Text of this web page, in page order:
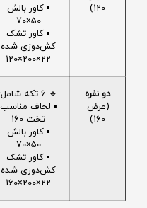
120)
▪️ کاور بالش
50×70
▪️ کاور تشک
کش‌دوزی شده
22×200×120
دو نفره
(عرض
160)
🔹 6 تکه شامل:
▪️ لحاف مناسب
تخت 160
▪️ کاور بالش
50×70
▪️ کاور تشک
کش‌دوزی شده
22×200×160